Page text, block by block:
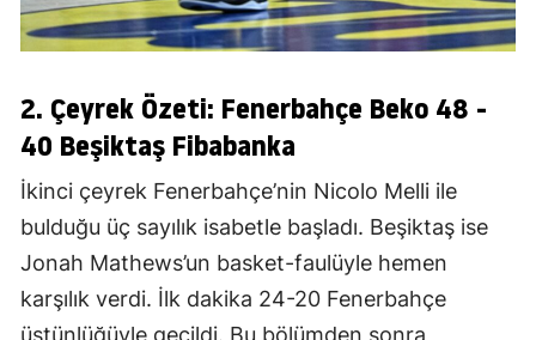
2. Çeyrek Özeti: Fenerbahçe Beko 48 -
40 Beşiktaş Fibabanka
İkinci çeyrek Fenerbahçe’nin Nicolo Melli ile
bulduğu üç sayılık isabetle başladı. Beşiktaş ise
Jonah Mathews’un basket-faulüyle hemen
karşılık verdi. İlk dakika 24-20 Fenerbahçe
üstünlüğüyle geçildi. Bu bölümden sonra